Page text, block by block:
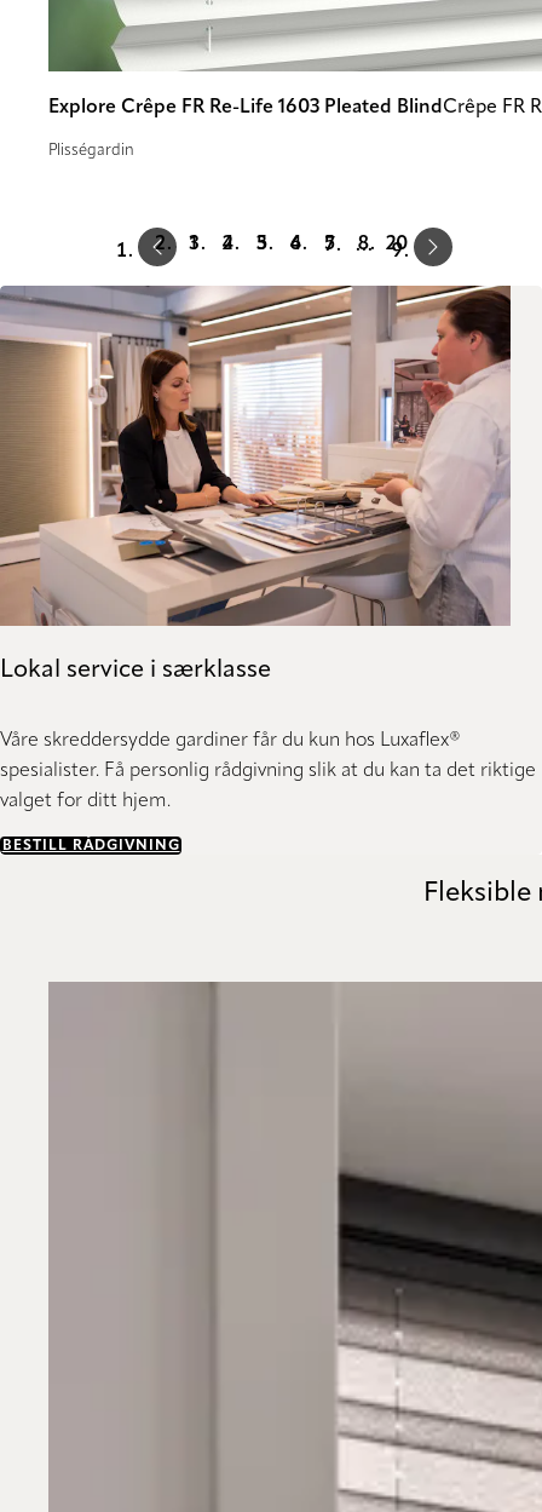
Explore Crêpe FR Re-Life 1603 Pleated Blind Crêpe FR
Plisségardin
Prev 1 2 3 4 5 … 20 Next
Lokal service i særklasse
Våre skreddersydde gardiner får du kun hos Luxaflex®
spesialister. Få personlig rådgivning slik at du kan ta det riktige
valget for ditt hjem.
BESTILL RÅDGIVNING